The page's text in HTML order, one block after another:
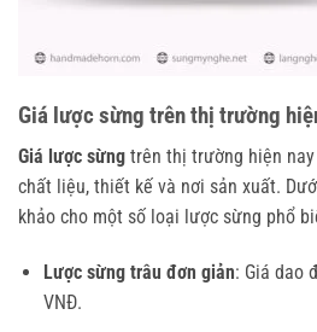
Giá lược sừng trên thị trường
Giá lược sừng trên thị trường hiện
chất liệu, thiết kế và nơi sản xuất.
khảo cho một số loại lược sừng phổ
Lược sừng trâu đơn giản: Giá dao
VNĐ.